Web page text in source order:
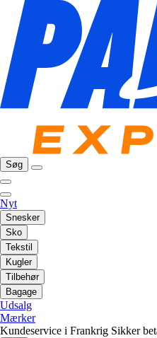
Søg
Nyt
Snesker
Sko
Tekstil
Kugler
Tilbehør
Bagage
Udsalg
Mærker
Kundeservice i Frankrig Sikker